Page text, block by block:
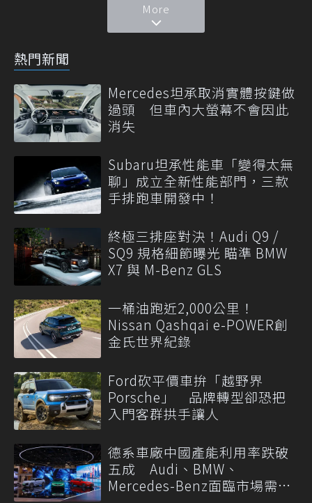
More
熱門新聞
Mercedes坦承取消實體按鍵做
過頭 但車內大螢幕不會因此
消失
Subaru坦承性能車「變得太無
聊」成立全新性能部門，三款
手排跑車開發中！
終極三排座對決！Audi Q9 /
SQ9 規格細節曝光 瞄準 BMW
X7 與 M-Benz GLS
一桶油跑近2,000公里！
Nissan Qashqai e-POWER創
金氏世界紀錄
Ford砍平價車拚「越野界
Porsche」 品牌轉型卻恐把
入門客群拱手讓人
德系車廠中國產能利用率跌破
五成 Audi、BMW、
Mercedes-Benz面臨市場需求